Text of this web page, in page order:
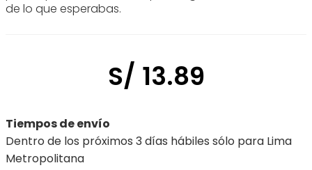
de lo que esperabas.
S/ 13.89
Tiempos de envío
Dentro de los próximos 3 días hábiles sólo para Lima
Metropolitana